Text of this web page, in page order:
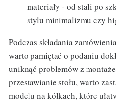
materiały - od stali po
stylu minimalizmu czy
Podczas składania
warto pamiętać o podaniu
uniknąć problemów z
przestawianie stołu, warto
modelu na kółkach, które